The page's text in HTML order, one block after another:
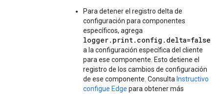
Para detener el registro delta de
configuración para componentes
específicos, agrega
logger.print.config.delta=false
a la configuración específica del cliente
para ese componente. Esto detiene el
registro de los cambios de configuración
de ese componente. Consulta Instructivo
configue Edge para obtener más